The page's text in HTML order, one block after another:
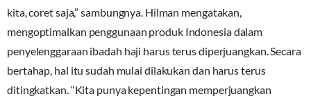
kita, coret saja,” sambungnya. Hilman mengatakan,
mengoptimalkan penggunaan produk Indonesia dalam
penyelenggaraan ibadah haji harus terus diperjuangkan. Secara
bertahap, hal itu sudah mulai dilakukan dan harus terus
ditingkatkan. “Kita punya kepentingan memperjuangkan